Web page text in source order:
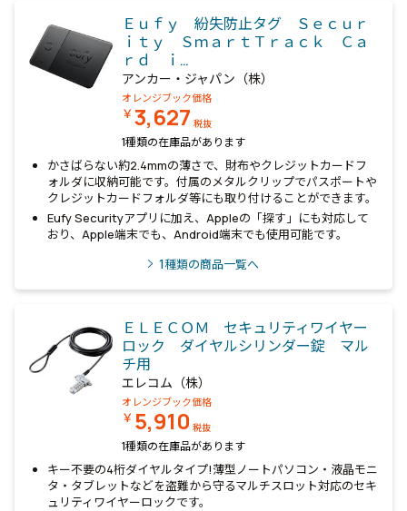
Ｅｕｆｙ 紛失防止タグ Ｓｅｃｕｒ
ｉｔｙ ＳｍａｒｔＴｒａｃｋ Ｃａ
ｒｄ ｉ…
アンカー・ジャパン（株）
オレンジブック価格
￥3,627 税抜
1種類の在庫品があります
かさばらない約2.4mmの薄さで、財布やクレジットカードフ
ォルダに収納可能です。付属のメタルクリップでパスポートや
クレジットカードフォルダ等にも取り付けることができます。
Eufy Securityアプリに加え、Appleの「探す」にも対応して
おり、Apple端末でも、Android端末でも使用可能です。
1種類の商品一覧へ
ＥＬＥＣＯＭ セキュリティワイヤー
ロック ダイヤルシリンダー錠 マル
チ用
エレコム（株）
オレンジブック価格
￥ 5,910 税抜
1種類の在庫品があります
キー不要の4桁ダイヤルタイプ!薄型ノートパソコン・液晶モニ
タ・タブレットなどを盗難から守るマルチスロット対応のセキ
ュリティワイヤーロックです。